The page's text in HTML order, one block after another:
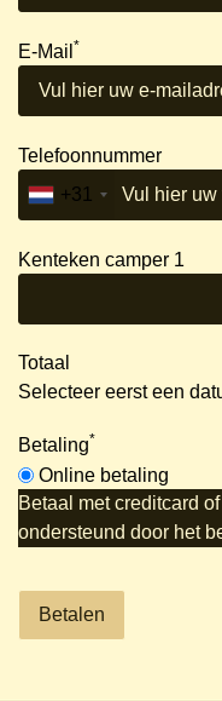
E-Mail *
Telefoonnummer
+31
Kenteken camper 1
Totaal
Selecteer eerst een
Betaling*
Online betaling
Betaal met creditcard
ondersteund door het
Betalen